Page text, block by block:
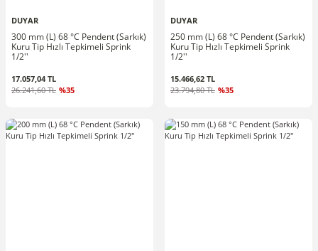
DUYAR
300 mm (L) 68 °C Pendent (Sarkık)
Kuru Tip Hızlı Tepkimeli Sprink
1/2''
17.057,04 TL
26.241,60 TL %35
DUYAR
250 mm (L) 68 °C Pendent (Sarkık)
Kuru Tip Hızlı Tepkimeli Sprink
1/2''
15.466,62 TL
23.794,80 TL %35